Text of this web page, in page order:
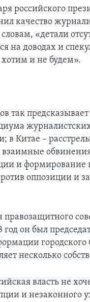
российского
качество
«детали
на доводах и
и не будем».
так
в Китае –
и формирование
оппозиции и
правозащитного
год он был
городского
несколько
власть не
и незаконного